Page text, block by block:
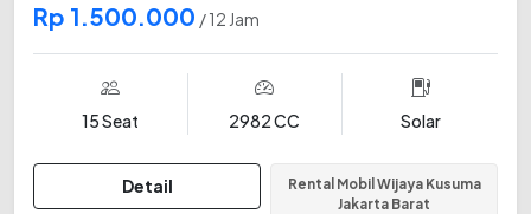
Rp 1.500.000 / 12 Jam
15 Seat 2982 CC Solar
Detail
Rental Mobil Wijaya Kusuma
Jakarta Barat